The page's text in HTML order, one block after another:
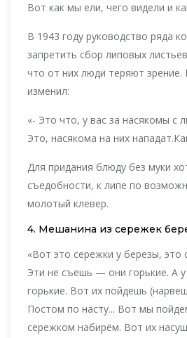
Вот как мы ели, чего видели и
В 1943 году руководство ряда
запретить сбор липовых
что от них люди теряют зрение.
изменил:
«- Это что, у вас за насякомы с
Это, насякома на них
Для придания блюду без муки
съедобности, к липе по
молотый клевер.
4. Мешанина из сережек
«Вот это сережки у березы, это
Эти не съешь — они горькие. А
горькие. Вот их пойдешь
Постом по насту... Вот мы
сережком набирём. Вот их